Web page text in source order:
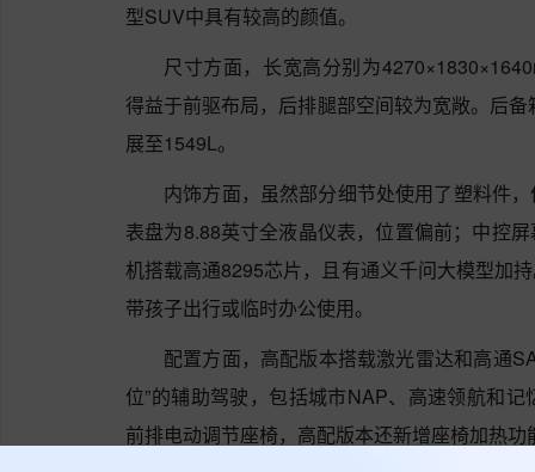
型SUV中具有较高的颜值。
尺寸方面，长宽高分别为
得益于前驱布局，后排腿部空间较为宽敞。后
展至1549L。
内饰方面，虽然部分细节处使用了塑料件
表盘为8.88英寸全液晶仪表，位置偏前；中控
机搭载高通8295芯片，且有通义千问大模型加
带孩子出行或临时办公使用。
配置方面，高配版本搭载激光雷达和高通
位”的辅助驾驶，包括城市NAP、高速领航和
前排电动调节座椅，高配版本还新增座椅加热功